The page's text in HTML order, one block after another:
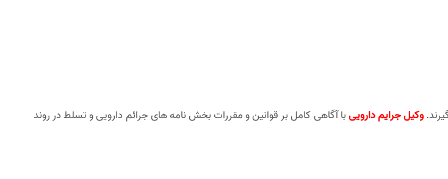
وکیل جرایم داروییبا آگاهی کامل بر قوانین و مقررات بخش نامه های جرائم دارویی و تسلط در روند